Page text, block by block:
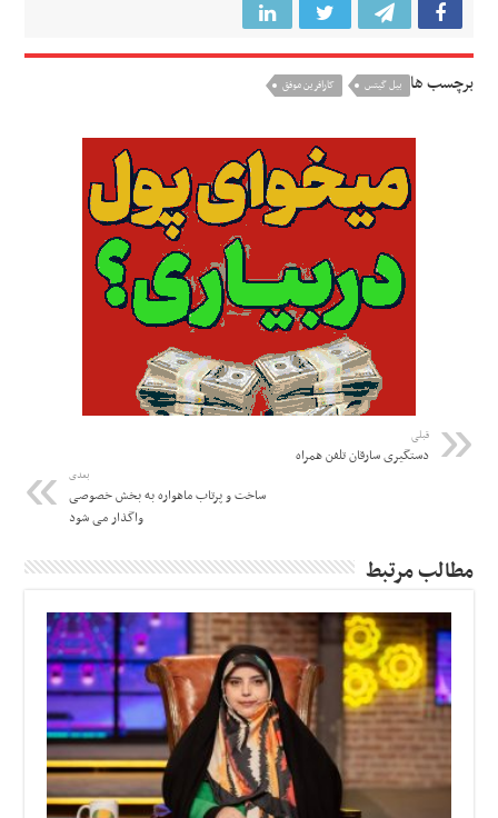
برچسب ها بیل گیتس کارافرین موفق
قبلی
دستگیری سارقان تلفن همراه
بعدی
ساخت و پرتاب ماهواره به بخش خصوصی
واگذار می شود
مطالب مرتبط